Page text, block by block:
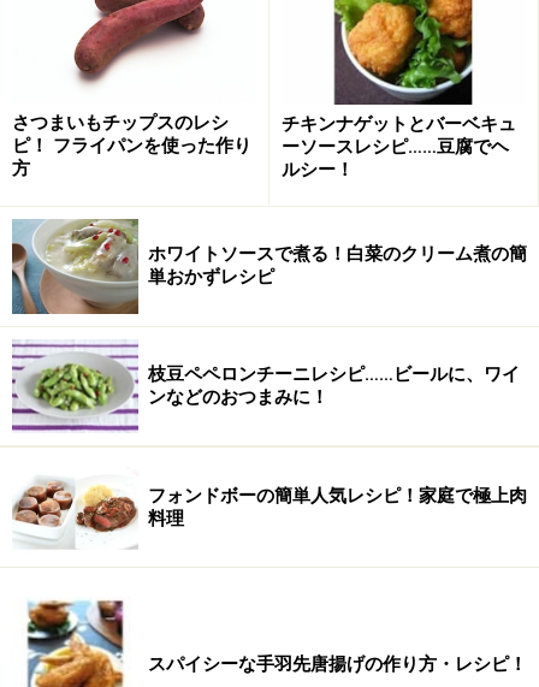
2
トマトをマリネ液に漬け、冷蔵庫で冷やす
トマトを加え、冷蔵庫で2時間以上、冷やします。お好
みで、ハーブも一緒にマリネすれば、爽やかな仕上がり
に。
さつまいもチップスのレシ
ピ！ フライパンを使った作り
方
チキンナゲットとバーベキュ
ーソースレシピ……豆腐でヘ
ルシー！
ホワイトソースで煮る！白菜のクリーム煮の簡
単おかずレシピ
枝豆ペペロンチーニレシピ……ビールに、ワイ
ンなどのおつまみに！
フォンドボーの簡単人気レシピ！家庭で極上肉
料理
スパイシーな手羽先唐揚げの作り方・レシピ！